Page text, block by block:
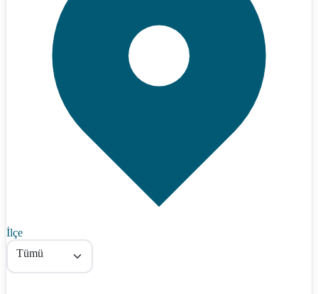
İlçe
Tümü